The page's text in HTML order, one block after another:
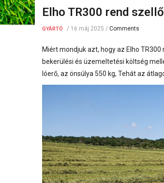
Elho TR300 rend
GYÁRTÓ / 16 máj 2025 / Comments
Miért mondjuk azt, hogy az Elho
bekerülési és üzemeltetési költség
lóerő, az önsúlya 550 kg, Tehát az